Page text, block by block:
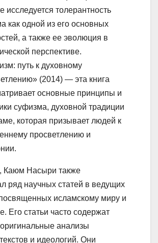
исследуется толерантность
как одной из его основных
а также ее эволюция в
перспективе.
путь к духовному
(2014) — эта книга
основные принципы и
суфизма, духовной традиции
которая призывает людей к
просветлению и
Каюм Насыри также
ряд научных статей в ведущих
исламскому миру и
Его статьи часто содержат
оригинальные анализы
и идеологий. Они